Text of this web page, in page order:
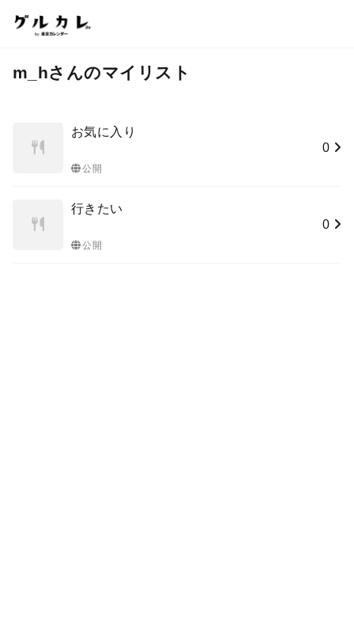
m_hさんのマイリスト
お気に入り
公開
0
行きたい
公開
0